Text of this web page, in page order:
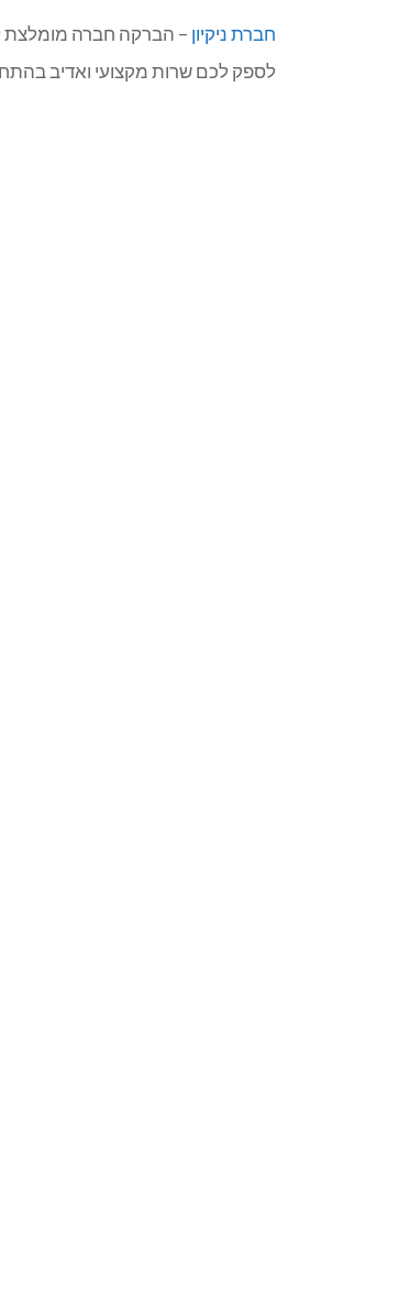
חברת ניקיון – הברקה חברה מומלצת
לספק לכם שרות מקצועי ואדיב